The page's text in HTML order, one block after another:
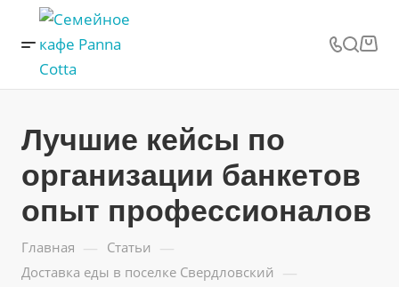
Лучшие кейсы по
организации банкетов
опыт профессионалов
Главная — Статьи —
Доставка еды в поселке Свердловский —